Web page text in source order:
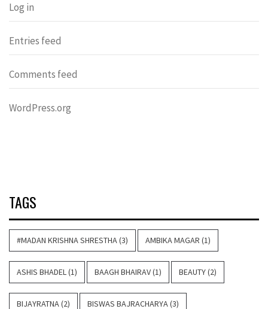
Log in
Entries feed
Comments feed
WordPress.org
TAGS
#MADAN KRISHNA SHRESTHA(3) AMBIKA MAGAR (1)
ASHIS BHADEL(1) BAAGH BHAIRAV(1) BEAUTY(2)
BIJAYRATNA(2) BISWAS BAJRACHARYA(3)